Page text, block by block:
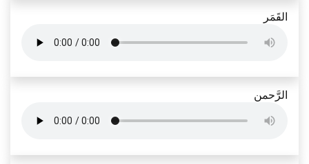
القَمَر
الرَّحمن